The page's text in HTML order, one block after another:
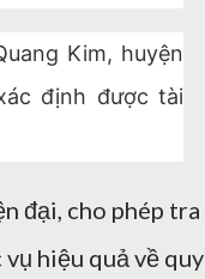
Kim, huyện
định được tài
đại, cho phép tra
hiệu quả về quy